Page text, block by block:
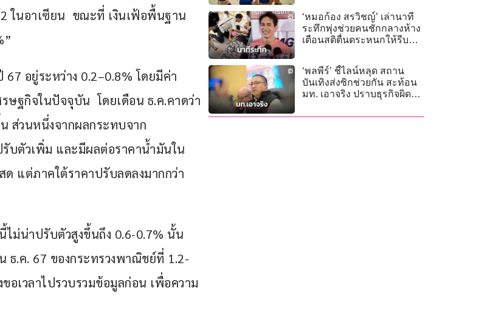
ในอาเซียน  ขณะที่ เงินเฟ้อพื้นฐาน
อยู่ระหว่าง 0.2–0.8% โดยมีค่า
ฐกิจในปัจจุบัน  โดยเดือน ธ.ค.คาดว่า
ส่วนหนึ่งจากผลกระทบจาก
บตัวเพิ่ม และมีผลต่อราคาน้ำมันใน
แต่ภาคใต้ราคาปรับลดลงมากกว่า
ไม่น่าปรับตัวสูงขึ้นถึง 0.6-0.7% นั้น
ธ.ค. 67 ของกระทรวงพาณิชย์ที่ 1.2-
เวลาไปรวบรวมข้อมูลก่อน เพื่อความ
‘หมอก้อง สรวิชญ์’ เล่านาที
ระทึกพุ่งช่วยคนชักกลางห้าง
เตือนสติตื่นตระหนกให้รีบ
‘พลพีร์’ ชี้ไลน์หลุด สถาน
บันเทิงส่งซิกช่วยกัน สะท้อน
มท. เอาจริง ปราบธุรกิจผิด